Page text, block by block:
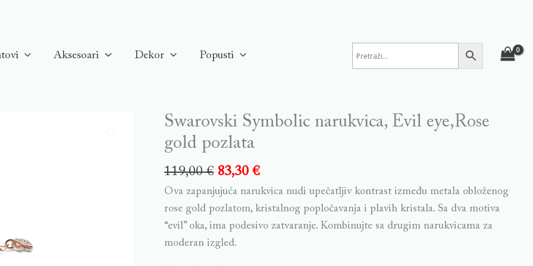
Aksesoari Dekor Popusti
Swarovski Symbolic narukvica, Evil eye,Rose
gold pozlata
119,00€ 83,30€
Ova zapanjujuća narukvica nudi upečatljiv kontrast između metala obloženog
rose gold pozlatom, kristalnog popločavanja i plavih kristala. Sa dva motiva
“evil” oka, ima podesivo zatvaranje. Kombinujte sa drugim narukvicama za
moderan izgled.